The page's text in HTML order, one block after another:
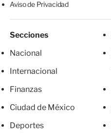
Aviso de Privacidad
Secciones
Nacional
Internacional
Finanzas
Ciudad de México
Deportes